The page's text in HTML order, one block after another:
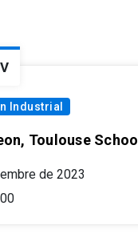
Industrial
Toulouse
de 2023